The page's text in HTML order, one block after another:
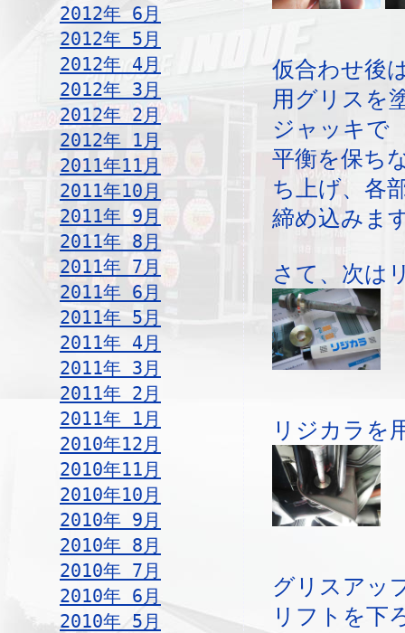
2012年 6月
2012年 5月
2012年 4月
2012年 3月
2012年 2月
2012年 1月
2011年11月
2011年10月
2011年 9月
2011年 8月
2011年 7月
2011年 6月
2011年 5月
2011年 4月
2011年 3月
2011年 2月
2011年 1月
2010年12月
2010年11月
2010年10月
2010年 9月
2010年 8月
2010年 7月
2010年 6月
2010年 5月
仮合わせ後
用グリスを
ジャッキで
平衡を保ち
ち上げ、各
締め込みま
さて、次は
リジカラを
グリスアッ
リフトを下